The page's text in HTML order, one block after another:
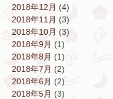
2018年12月 (4)
2018年11月 (3)
2018年10月 (3)
2018年9月 (1)
2018年8月 (1)
2018年7月 (2)
2018年6月 (2)
2018年5月 (3)